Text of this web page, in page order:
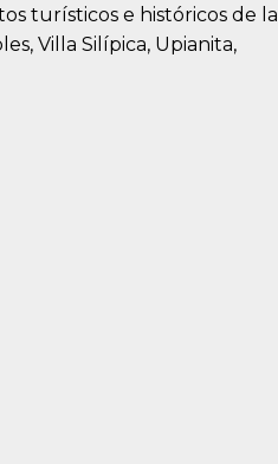
turísticos e históricos de la
Villa Silípica, Upianita,